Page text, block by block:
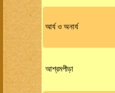
আর্য ও অনার্য
আশ্রমপীড়া